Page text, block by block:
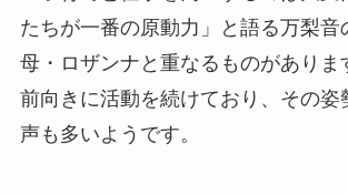
たちが一番の原動力」と語る万梨音
母・ロザンナと重なるものがありま
前向きに活動を続けており、その姿
声も多いようです。